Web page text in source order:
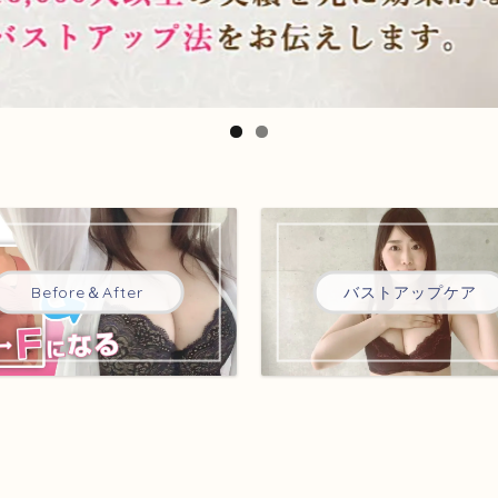
Before＆After バストアップケア